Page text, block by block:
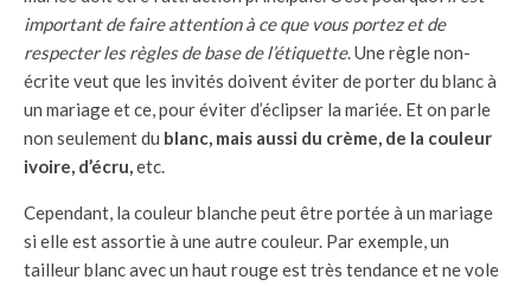
important de faire attention à ce que vous portez et de
respecter les règles de base de l’étiquette. Une règle non-
écrite veut que les invités doivent éviter de porter du blanc à
un mariage et ce, pour éviter d’éclipser la mariée. Et on parle
non seulement du blanc, mais aussi du crème, de la couleur
ivoire, d’écru,etc.
Cependant, la couleur blanche peut être portée à un mariage
si elle est assortie à une autre couleur. Par exemple, un
tailleur blanc avec un haut rouge est très tendance et ne vole